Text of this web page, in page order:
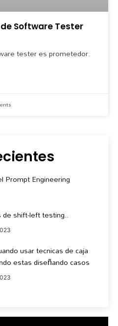
Software Tester
tester es prometedor.
Prompt Engineering
de shift-left testing..
usar tecnicas de caja
estas diseñando casos